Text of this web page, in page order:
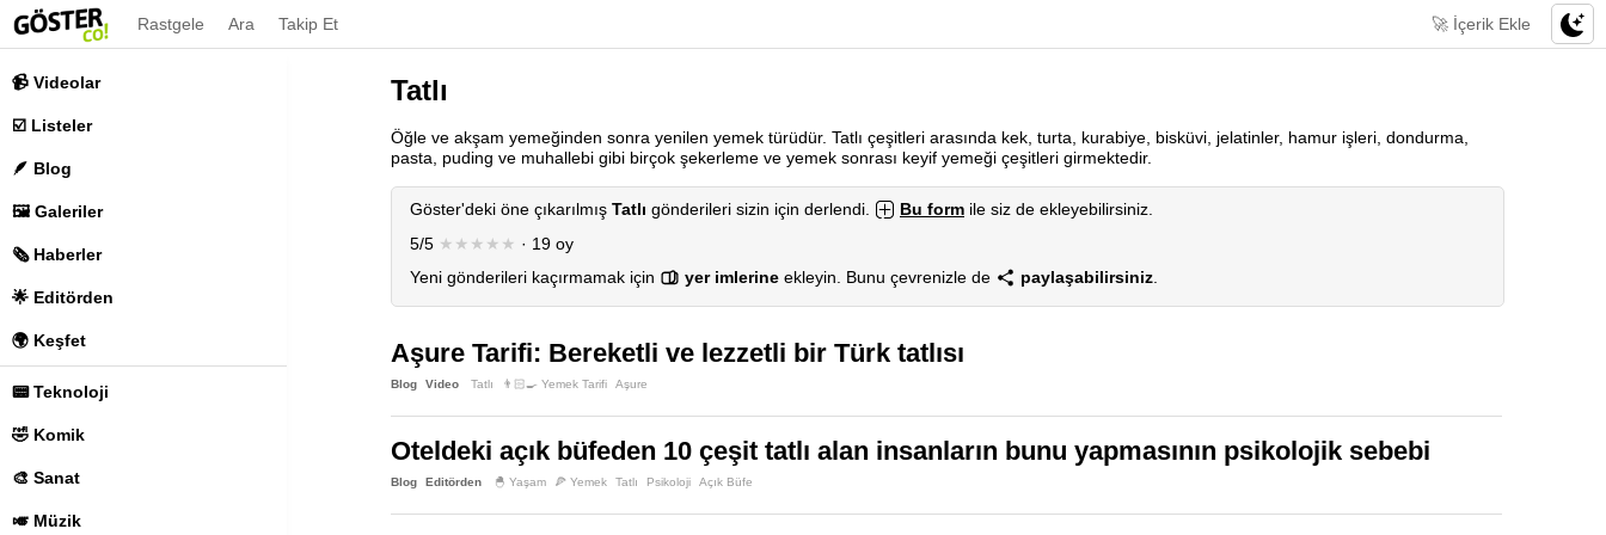
📹 Videolar
☑️ Listeler
🪶 Blog
🖼️ Galeriler
🗞️ Haberler
🌟 Editörden
🌍 Keşfet
📟 Teknoloji
🤣 Komik
🎨 Sanat
🎺 Müzik
Rastgele Ara Takip Et 🚀 İçerik Ekle
Tatlı
Öğle ve akşam yemeğinden sonra yenilen yemek türüdür. Tatlı çeşitleri arasında kek, turta, kurabiye, bisküvi, jelatinler, hamur işleri, dondurma,
pasta, puding ve muhallebi gibi birçok şekerleme ve yemek sonrası keyif yemeği çeşitleri girmektedir.
Göster'deki öne çıkarılmış Tatlı gönderileri sizin için derlendi. Bu form ile siz de ekleyebilirsiniz.
5/5 ★★★★★ · 19 oy
Yeni gönderileri kaçırmamak için
yer imlerine ekleyin. Bunu çevrenizle de paylaşabilirsiniz
Aşure Tarifi: Bereketli ve lezzetli bir Türk tatlısı
Blog Video Tatlı 👨🏻‍🍳 Yemek Tarifi Aşure
Oteldeki açık büfeden 10 çeşit tatlı alan insanların bunu yapmasının psikolojik sebebi
Blog Editörden 🐣 Yaşam 🍕 Yemek Tatlı Psikoloji Açık Büfe